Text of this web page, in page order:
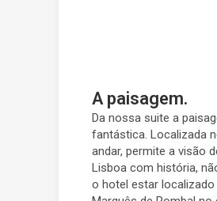
A paisagem.
Da nossa suite a
fantástica. Localizada
andar, permite a visão
Lisboa com história,
o hotel estar